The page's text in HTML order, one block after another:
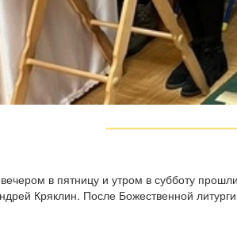
в пятницу и утром в субботу
Кряклин. После Божественной